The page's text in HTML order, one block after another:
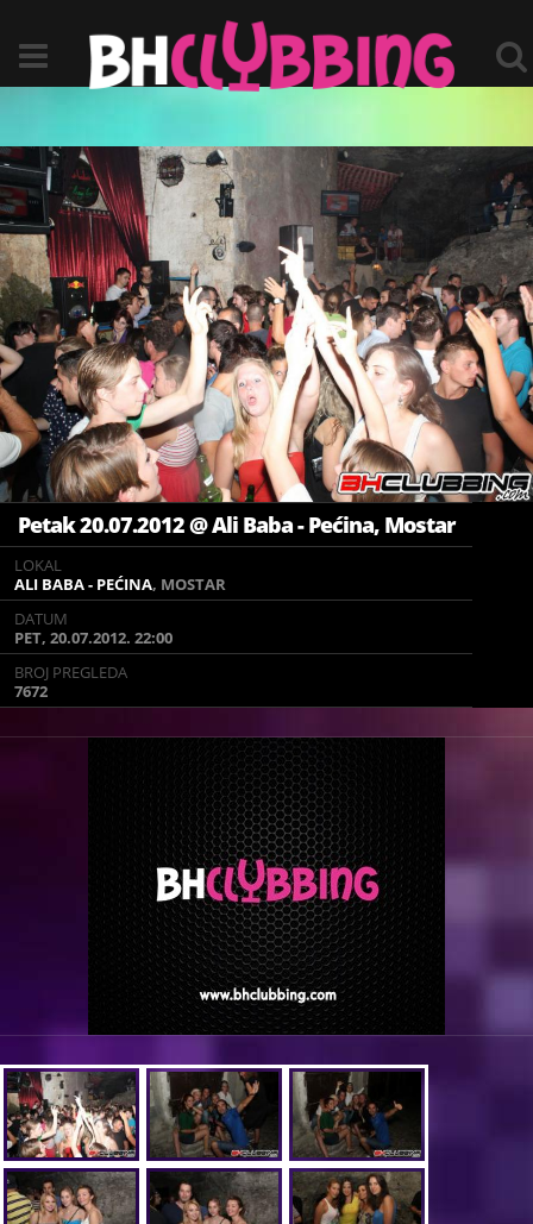
Petak 20.07.2012 @ Ali Baba - Pećina, Mostar
LOKAL
ALI BABA - PEĆINA, MOSTAR
DATUM
PET, 20.07.2012. 22:00
BROJ PREGLEDA
7672
LOKAL
ALI BABA - PEĆINA, MOSTAR
DATUM
PET, 20.07.2012. 22:00
BROJ PREGLEDA
7672